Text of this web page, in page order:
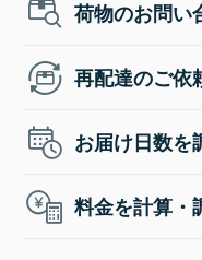
荷物のお問い
再配達のご依
お届け日数を
料金を計算・